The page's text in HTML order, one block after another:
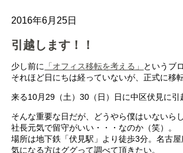
2016年6月25日
引越します！！
少し前に 「オフィス移転を考える」 というブ
それほど日にちは経っていないが、正式に移
来る10月29（土）30（日）日に中区伏見に引
そんな重要な日だが、どうやら僕はいないらし
社長元気で留守がいい・・・なのか（笑）。
場所は地下鉄「伏見駅」より徒歩3分。名古屋
気になる方はググって調べて頂きたい。